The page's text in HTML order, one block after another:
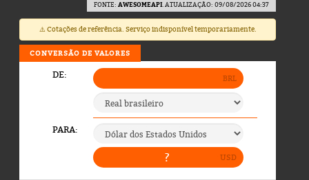
FONTE: AWESOMEAPI. ATUALIZAÇÃO: 09/08/2026 04:37
⚠️ Cotações de referência. Serviço indisponível temporariamente.
CONVERSÃO DE VALORES